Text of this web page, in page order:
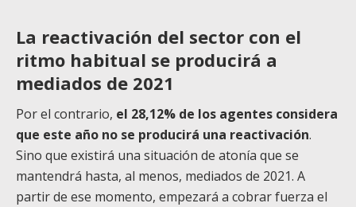
La reactivación del sector con el
ritmo habitual se producirá a
mediados de 2021
Por el contrario, el 28,12% de los agentes considera
que este año no se producirá una reactivación.
Sino que existirá una situación de atonía que se
mantendrá hasta, al menos, mediados de 2021. A
partir de ese momento, empezará a cobrar fuerza el